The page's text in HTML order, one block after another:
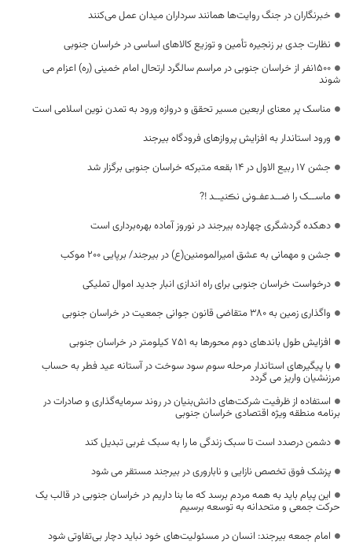
خبرنگاران در جنگ روایت‌ها همانند سرداران میدان عمل می‌کنند
نظارت جدی بر زنجیره تأمین و توزیع کالاهای اساسی در خراسان جنوبی
۱۵۰۰نفر از خراسان جنوبی در مراسم سالگرد ارتحال امام خمینی (ره) اعزام می
شوند
مناسک پر معنای اربعین مسیر تحقق و دروازه ورود به تمدن نوین اسلامی است
ورود استاندار به افزایش پروازهای فرودگاه بیرجند
جشن ۱۷ ربیع الاول در ۱۴ بقعه متبرکه خراسان جنوبی برگزار شد
️ماســک را ضــدعفـونی نڪنیــد !?
دهکده گردشگری چهارده بیرجند در نوروز آماده بهره‌برداری است
جشن و مهمانی به عشق امیرالمومنین(ع) در بیرجند/ برپایی ۲۰۰ موکب
درخواست خراسان جنوبی برای راه اندازی انبار جدید اموال تملیکی
واگذاری زمین به ۳۸۰ متقاضی قانون جوانی جمعیت در خراسان جنوبی
افزایش طول باند‌های دوم محور‌ها به ۷۵۱ کیلومتر در خراسان جنوبی
با پیگیرهای استاندار مرحله سوم سود سوخت در آستانه عید فطر به حساب
مرزنشیان واریز می گردد
استفاده از ظرفیت شرکت‌های دانش‌بنیان در روند سرمایه‌گذاری و صادرات در
برنامه منطقه ویژه اقتصادی خراسان جنوبی
دشمن درصدد است تا سبک زندگی ما را به سبک غربی تبدیل کند
پزشک فوق تخصص نازایی و ناباروری در بیرجند مستقر می شود
این پیام باید به همه مردم برسد که ما بنا داریم در خراسان جنوبی در قالب یک
حرکت جمعی و متحدانه به توسعه برسیم
امام جمعه بیرجند: انسان در مسئولیت‌های خود نباید دچار بی‌تفاوتی شود